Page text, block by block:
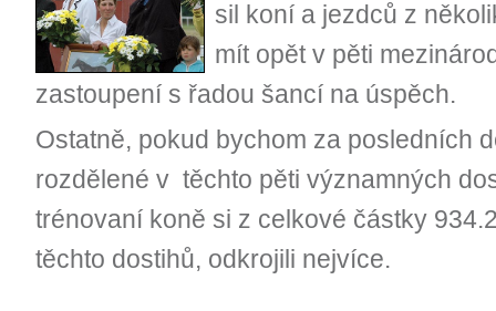
sil koní a jezdců z
mít opět v pěti
zastoupení s řadou šancí na úspěch.
Ostatně, pokud bychom za posledních
rozdělené v těchto pěti významných
trénovaní koně si z celkové částky
těchto dostihů, odkrojili nejvíce.